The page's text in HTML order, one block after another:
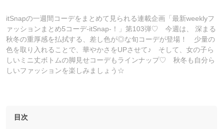
itSnapの一週間コーデをまとめて見られる連載企画「最新weeklyフ
ァッションまとめ5コーデ-itSnap-！」第103弾♡ 今週は、 深まる
秋冬の重厚感を払拭する、差し色が◎な旬コーデが登場！ 少量の
色を取り入れることで、華やかさをUPさせて♪ そして、女の子ら
しいミニ丈ボトムの脚見せコーデもラインナップ♡ 秋冬も自分ら
しいファッションを楽しみましょう☆
目次